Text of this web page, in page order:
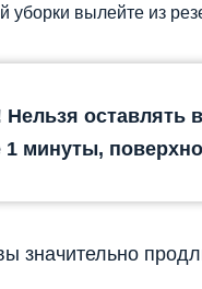
уборки вылейте из
оставлять
минуты,
значительно